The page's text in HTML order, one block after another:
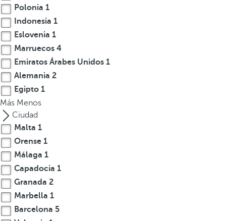
n
t
e
y
e
l
o
c
o
s
e
m
u
e
v
a
Polonia 1
Indonesia 1
Eslovenia 1
Marruecos 4
Emiratos Árabes Unidos 1
Alemania 2
Egipto 1
Más Menos
Ciudad
Malta 1
Orense 1
Málaga 1
Capadocia 1
Granada 2
Marbella 1
Barcelona 5